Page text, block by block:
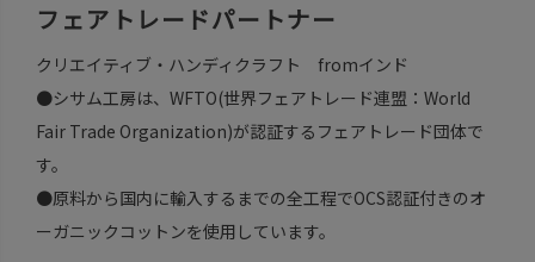
フェアトレードパートナー
クリエイティブ・ハンディクラフト fromインド
●シサム工房は、WFTO(世界フェアトレード連盟：World
Fair Trade Organization)が認証するフェアトレード団体で
す。
●原料から国内に輸入するまでの全工程でOCS認証付きのオ
ーガニックコットンを使用しています。